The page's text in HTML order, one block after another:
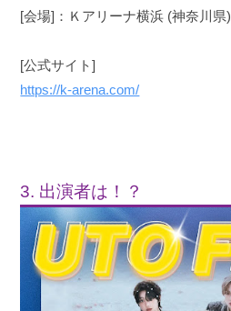
[会場]：Ｋアリーナ横浜 (神奈川県)
[公式サイト]
https://k-arena.com/
3. 出演者は！？